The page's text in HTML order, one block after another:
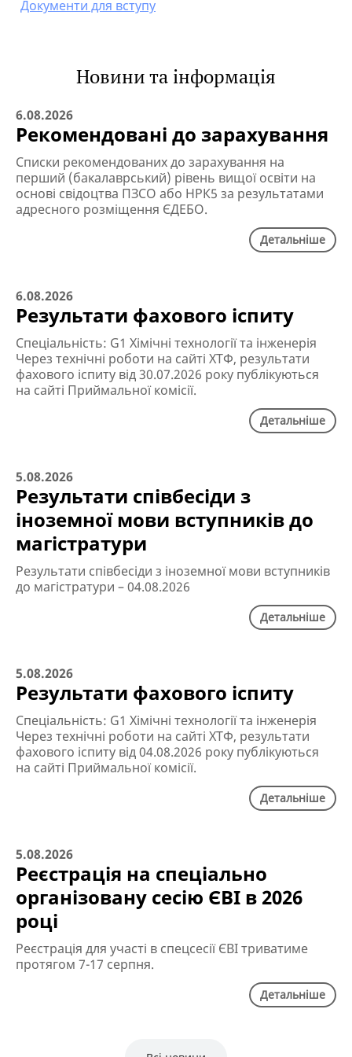
Документи для вступу
Новини та інформація
6.08.2026
Рекомендовані до зарахування
Списки рекомендованих до зарахування на
перший (бакалаврський) рівень вищої освіти на
основі свідоцтва ПЗСО або НРК5 за результатами
адресного розміщення ЄДЕБО.
Детальніше
6.08.2026
Результати фахового іспиту
Спеціальність: G1 Хімічні технології та інженерія
Через технічні роботи на сайті ХТФ, результати
фахового іспиту від 30.07.2026 року публікуються
на сайті Приймальної комісії.
Детальніше
5.08.2026
Результати співбесіди з
іноземної мови вступників до
магістратури
Результати співбесіди з іноземної мови вступників
до магістратури – 04.08.2026
Детальніше
5.08.2026
Результати фахового іспиту
Спеціальність: G1 Хімічні технології та інженерія
Через технічні роботи на сайті ХТФ, результати
фахового іспиту від 04.08.2026 року публікуються
на сайті Приймальної комісії.
Детальніше
5.08.2026
Реєстрація на спеціально
організовану сесію ЄВІ в 2026
році
Реєстрація для участі в спецсесії ЄВІ триватиме
протягом 7-17 серпня.
Детальніше